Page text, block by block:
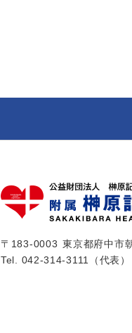
〒183-0003 東京都府中市
Tel. 042-314-3111 （代表）